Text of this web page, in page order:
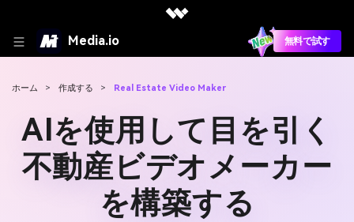
Media.io 無料で試す
ホーム > 作成する > Real Estate Video Maker
AIを使用して目を引く
不動産ビデオメーカー
を構築する